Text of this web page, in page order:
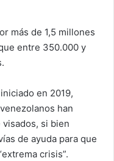
más de 1,5 millones
entre 350.000 y
en 2019,
han
si bien
de ayuda para que
crisis”.